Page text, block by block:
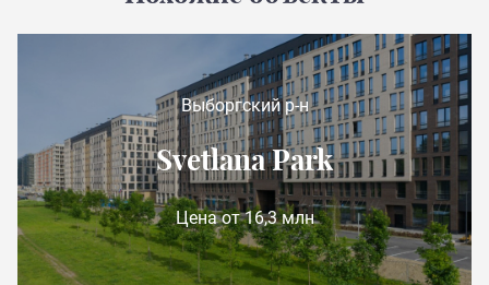
Выборгский р-н
Svetlana Park
Цена от 16,3 млн